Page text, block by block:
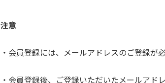
注意
・会員登録には、メールアドレスのご登録が必
・会員登録後、ご登録いただいたメールア